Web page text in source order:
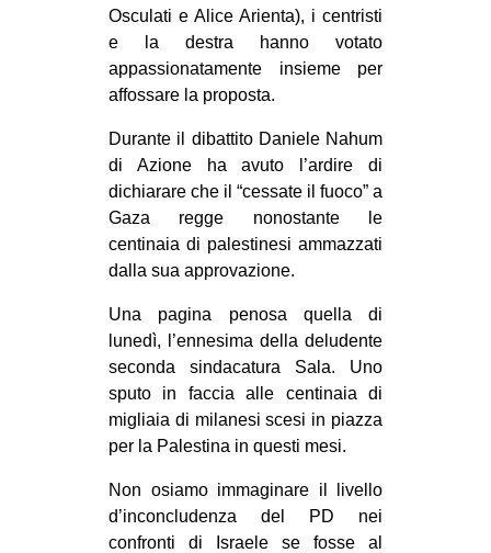
STUDENTI
CULTURE
ARTE
CINEMA
MUSICA
RECENSIONI
AFRICA
AMERICHE
ESTREMO ORIENTE
EUROPA
MEDIO ORIENTE
MONDO
Osculati e Alice Arienta), i centristi
e la destra hanno votato
appassionatamente insieme per
affossare la proposta.
Durante il dibattito Daniele Nahum
di Azione ha avuto l’ardire di
dichiarare che il “cessate il fuoco” a
Gaza regge nonostante le
centinaia di palestinesi ammazzati
dalla sua approvazione.
Una pagina penosa quella di
lunedì, l’ennesima della deludente
seconda sindacatura Sala. Uno
sputo in faccia alle centinaia di
migliaia di milanesi scesi in piazza
per la Palestina in questi mesi.
Non osiamo immaginare il livello
d’inconcludenza del PD nei
confronti di Israele se fosse al